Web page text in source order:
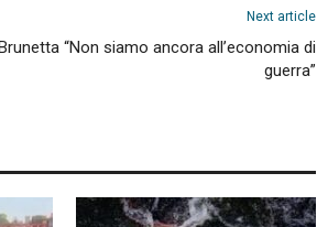
Next article
“Non siamo ancora all’economia di
guerra”